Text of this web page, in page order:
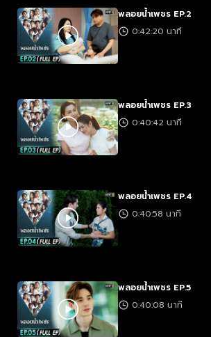
พลอยน้ำเพชร EP.2
0:42:20 นาที
พลอยน้ำเพชร EP.3
0:40:42 นาที
พลอยน้ำเพชร EP.4
0:40:58 นาที
พลอยน้ำเพชร EP.5
0:40:08 นาที